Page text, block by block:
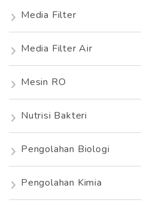
Media Filter
Media Filter Air
Mesin RO
Nutrisi Bakteri
Pengolahan Biologi
Pengolahan Kimia